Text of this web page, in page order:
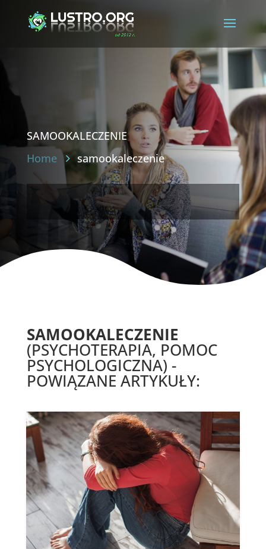
samookaleczenie
Home samookaleczenie
SAMOOKALECZENIE
(PSYCHOTERAPIA, POMOC
PSYCHOLOGICZNA) -
POWIĄZANE ARTYKUŁY: